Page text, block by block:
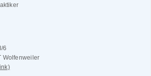
6
Wolfenweiler